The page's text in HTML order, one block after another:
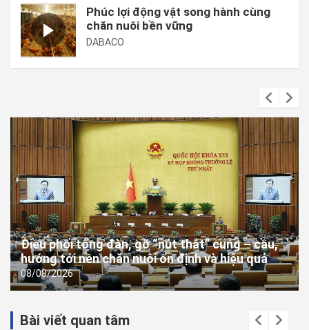
Phúc lợi động vật song hành cùng
chăn nuôi bền vững
DABACO
Điều phối tổng đàn, gỡ “nút thắt” cung – cầu,
hướng tới nền chăn nuôi ổn định và hiệu quả
08/08/2026
Bài viết quan tâm